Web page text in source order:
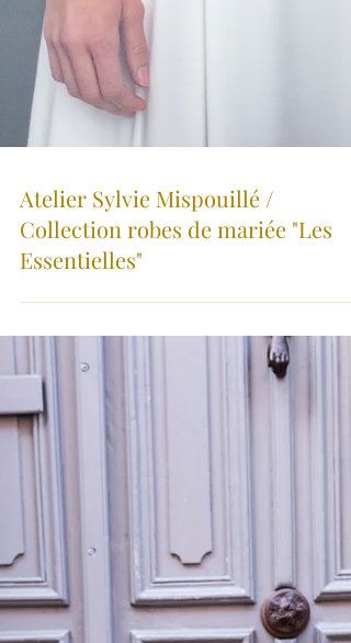
Atelier Sylvie Mispouillé /
Collection robes de mariée "Les
Essentielles"